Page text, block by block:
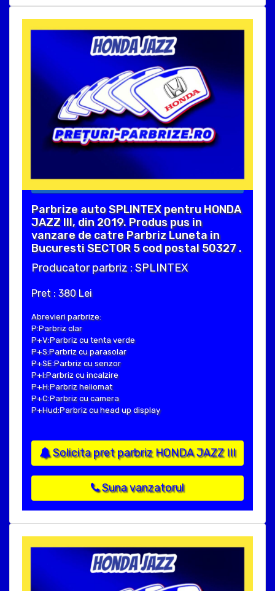
Parbrize auto SPLINTEX pentru HONDA
JAZZ III, din 2019. Produs pus in
vanzare de catre Parbriz Luneta in
Bucuresti SECTOR 5 cod postal 50327 .
Producator parbriz : SPLINTEX
Pret : 380 Lei
Abrevieri parbrize:
P:Parbriz clar
P+V:Parbriz cu tenta verde
P+S:Parbriz cu parasolar
P+SE:Parbriz cu senzor
P+I:Parbriz cu incalzire
P+H:Parbriz heliomat
P+C:Parbriz cu camera
P+Hud:Parbriz cu head up display
Solicita pret parbriz HONDA JAZZ III
Suna vanzatorul